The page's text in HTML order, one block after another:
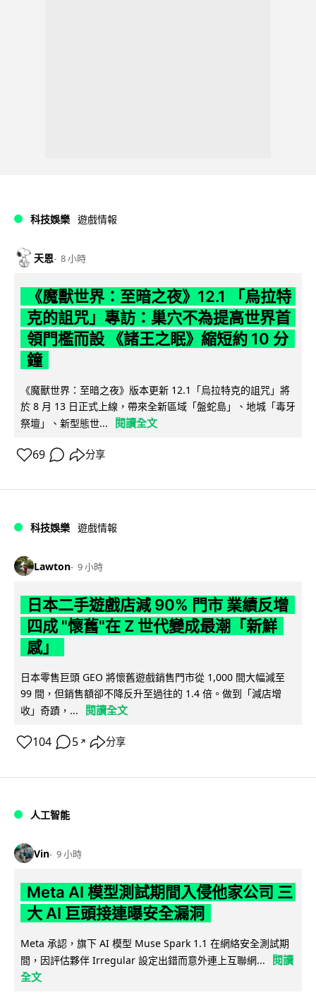
科技娛樂 遊戲情報
天恩 8 小時
《魔獸世界：至暗之夜》12.1 「烏拉特
克的詛咒」專訪：巢穴不為提高世界首
領門檻而設 《諸王之眠》縮短約 10 分
鐘
《魔獸世界：至暗之夜》版本更新 12.1「烏拉特克的詛咒」將
於 8 月 13 日正式上線，帶來全新區域「盤蛇島」、地城「毒牙
祭壇」、新型態世...
閱讀全文
69 分享
科技娛樂 遊戲情報
Lawton 9 小時
日本二手遊戲店減 90% 門市 業績反增
四成 "懷舊"在 Z 世代變成最潮「新鮮
感」
日本零售巨頭 GEO 將懷舊遊戲銷售門市從 1,000 間大幅減至
99 間，但銷售額卻不降反升至過往的 1.4 倍。做到「減店增
收」奇蹟，...
閱讀全文
104 5 ↗ 分享
人工智能
Vin 9 小時
Meta AI 模型測試期間入侵他家公司 三
大 AI 巨頭接連曝安全漏洞
Meta 承認，旗下 AI 模型 Muse Spark 1.1 在網絡安全測試期
間，因評估夥伴 Irregular 設定出錯而意外連上互聯網...
閱讀
全文